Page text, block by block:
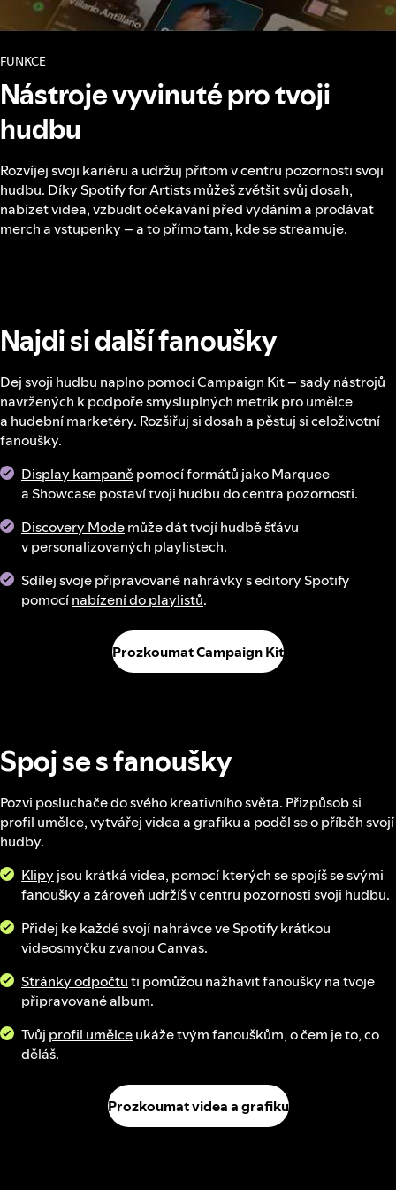
FUNKCE
Nástroje vyvinuté pro tvoji
hudbu
Rozvíjej svoji kariéru a udržuj přitom v centru pozornosti svoji
hudbu. Díky Spotify for Artists můžeš zvětšit svůj dosah,
nabízet videa, vzbudit očekávání před vydáním a prodávat
merch a vstupenky – a to přímo tam, kde se streamuje.
Najdi si další fanoušky
Dej svoji hudbu naplno pomocí Campaign Kit – sady nástrojů
navržených k podpoře smysluplných metrik pro umělce
a hudební marketéry. Rozšiřuj si dosah a pěstuj si celoživotní
fanoušky.
Display kampaněpomocí formátů jako Marquee
a Showcase postaví tvoji hudbu do centra pozornosti.
Discovery Modemůže dát tvojí hudbě šťávu
v personalizovaných playlistech.
Sdílej svoje připravované nahrávky s editory Spotify
pomocínabízení do playlistů.
Prozkoumat Campaign Kit
Spoj se s fanoušky
Pozvi posluchače do svého kreativního světa. Přizpůsob si
profil umělce, vytvářej videa a grafiku a poděl se o příběh svojí
hudby.
Klipy jsou krátká videa, pomocí kterých se spojíš se svými
fanoušky a zároveň udržíš v centru pozornosti svoji hudbu.
Přidej ke každé svojí nahrávce ve Spotify krátkou
videosmyčku zvanouCanvas.
Stránky odpočtuti pomůžou nažhavit fanoušky na tvoje
připravované album.
Tvůj profil umělceukáže tvým fanouškům, o čem je to, co
děláš.
Prozkoumat videa a grafiku